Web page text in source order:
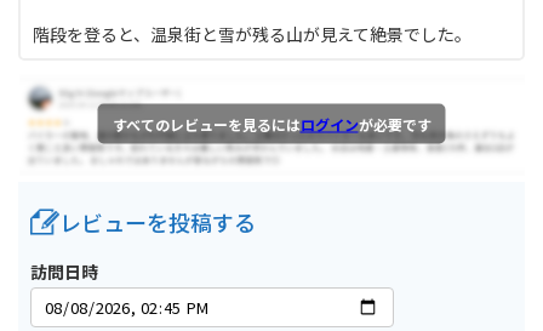
階段を登ると、温泉街と雪が残る山が見えて絶景でした。
すべてのレビューを見るにはログインが必要です
レビューを投稿する
訪問日時